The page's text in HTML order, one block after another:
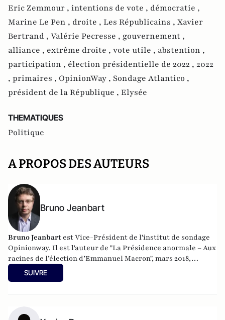
Eric Zemmour , intentions de vote , démocratie ,
Marine Le Pen , droite , Les Républicains , Xavier
Bertrand , Valérie Pecresse , gouvernement ,
alliance , extrême droite , vote utile , abstention ,
participation , élection présidentielle de 2022 , 2022
, primaires , OpinionWay , Sondage Atlantico ,
président de la République , Elysée
THEMATIQUES
Politique
A PROPOS DES AUTEURS
Bruno Jeanbart
Bruno Jeanbart est Vice-Président de l'institut de sondage
Opinionway. Il est l'auteur de "La Présidence anormale – Aux
racines de l’élection d’Emmanuel Macron", mars 2018,
éditions Cent Mille Milliards / Descartes & Cie.
SUIVRE